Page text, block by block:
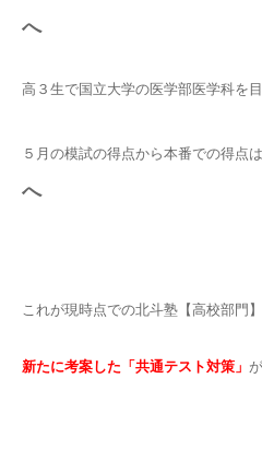
へ
高３生で国立大学の医学部医学科を
５月の模試の得点から本番での得点は
へ
これが現時点での北斗塾【高校部門
新たに考案した「共通テスト対策」